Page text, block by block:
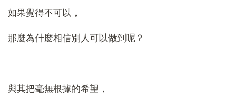
如果覺得不可以，
那麼為什麼相信別人可以做到呢？
與其把毫無根據的希望，